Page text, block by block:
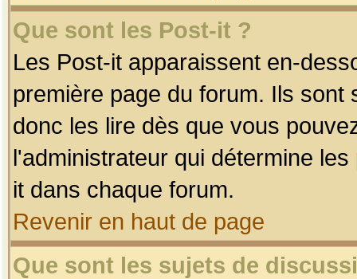
Que sont les Post-it ?
Les Post-it apparaissent en-
première page du forum. Ils
donc les lire dès que vous
l'administrateur qui détermine
it dans chaque forum.
Revenir en haut de page
Que sont les sujets de